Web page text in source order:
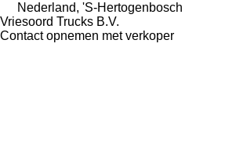
Nederland, 'S-Hertogenbosch
Vriesoord Trucks B.V.
Contact opnemen met verkoper